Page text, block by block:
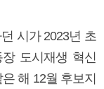
시가 2023년 초
도시재생 혁신
해 12월 후보지